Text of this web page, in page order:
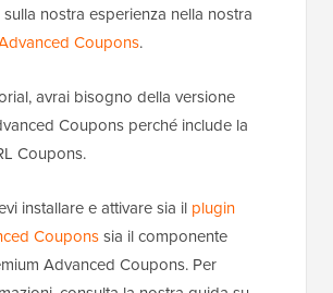
nostra esperienza nella nostra
Coupons.
avrai bisogno della versione
Coupons perché include la
Coupons.
installare e attivare sia il plugin
Couponssia il componente
Advanced Coupons. Per